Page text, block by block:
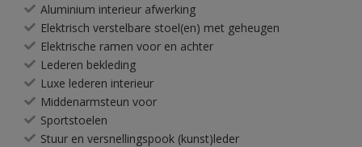
Aluminium interieur afwerking
Elektrisch verstelbare stoel(en) met geheugen
Elektrische ramen voor en achter
Lederen bekleding
Luxe lederen interieur
Middenarmsteun voor
Sportstoelen
Stuur en versnellingspook (kunst)leder